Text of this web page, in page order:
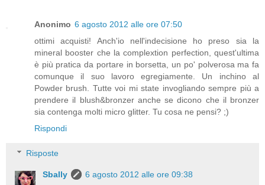
Anonimo 6 agosto 2012 alle ore 07:50
ottimi acquisti! Anch'io nell'indecisione ho preso sia la
mineral booster che la complextion perfection, quest'ultima
è più pratica da portare in borsetta, un po' polverosa ma fa
comunque il suo lavoro egregiamente. Un inchino al
Powder brush. Tutte voi mi state invogliando sempre più a
prendere il blush&bronzer anche se dicono che il bronzer
sia contenga molti micro glitter. Tu cosa ne pensi? ;)
Rispondi
Risposte
Sbally
6 agosto 2012 alle ore 09:38